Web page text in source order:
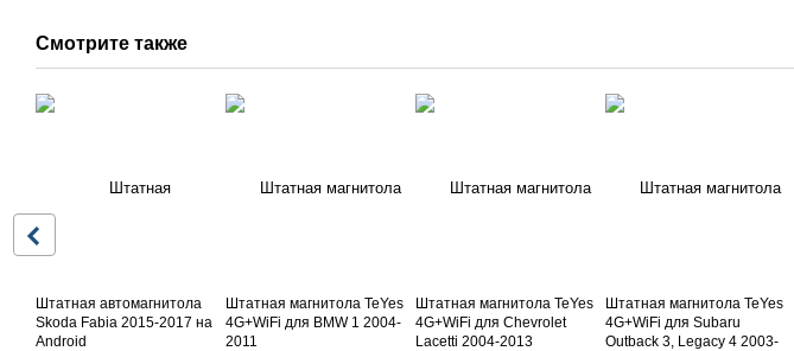
Смотрите также
Штатная автомагнитола
Skoda Fabia 2015-2017 на
Android
Штатная магнитола TeYes
4G+WiFi для BMW 1 2004-
2011
Штатная магнитола TeYes
4G+WiFi для Chevrolet
Lacetti 2004-2013
Штатная магнитола TeYes
4G+WiFi для Subaru
Outback 3, Legacy 4 2003-